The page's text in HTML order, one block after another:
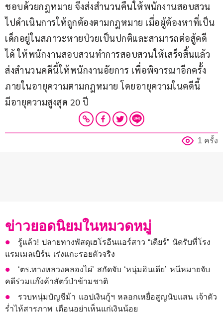
ชอบด้วยกฎหมาย จึงส่งสำนวนคืนให้พนักงานสอบสวน
ไปดำเนินการให้ถูกต้องตามกฎหมาย เมื่อผู้ต้องหาที่เป็น
เด็กอยู่ในสภาวะหายป่วยเป็นปกติและสามารถต่อสู้คดี
ได้ ให้พนักงานสอบสวนทำการสอบสวนให้เสร็จสิ้นแล้ว
ส่งสำนวนคดีนี้ให้พนักงานอัยการ เพื่อพิจารณาอีกครั้ง
ภายในอายุความตามกฎหมาย โดยอายุความในคดีนี้
มีอายุความสูงสุด 20 ปี
1 ครั้ง
ข่าวยอดนิยมในหมวดหมู่
รู้แล้ว! ปลายทางพัสดุเฮโรอีนแอร์สาว “เดียร์” นัดรับที่โรง
แรมเมลเบิร์น เร่งแกะรอยตัวจริง
‘ตร.ทางหลวงคลองไผ่’ สกัดจับ ‘หนุ่มอินเดีย’ หนีหมายจับ
คดีร่วมแก๊งค้าสัตว์ป่าข้ามชาติ
รวบหนุ่มบัญชีม้า แอปเงินกู้ฯ หลอกเหยื่อสูญนับแสน เจ้าตัว
ร่ำไห้สารภาพ เตือนอย่าเห็นแก่เงินน้อย